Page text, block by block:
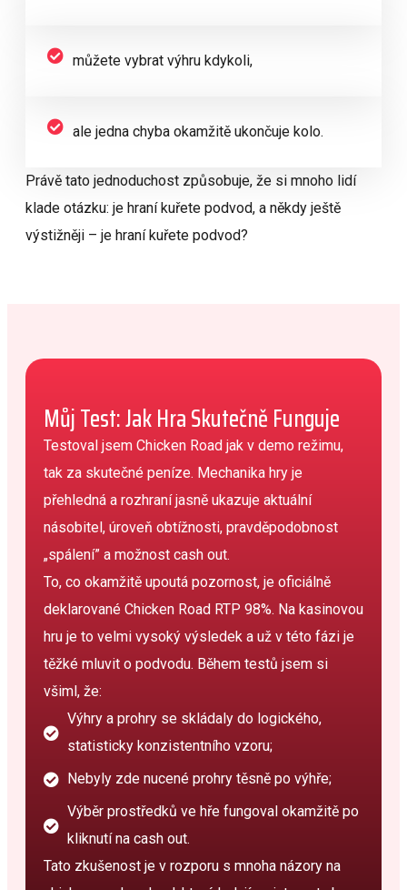
můžete vybrat výhru kdykoli,
ale jedna chyba okamžitě ukončuje kolo.
Právě tato jednoduchost způsobuje, že si mnoho lidí
klade otázku: je hraní kuřete podvod, a někdy ještě
výstižněji – je hraní kuřete podvod?
Můj Test: Jak Hra Skutečně Funguje
Testoval jsem Chicken Road jak v demo režimu,
tak za skutečné peníze. Mechanika hry je
přehledná a rozhraní jasně ukazuje aktuální
násobitel, úroveň obtížnosti, pravděpodobnost
„spálení” a možnost cash out.
To, co okamžitě upoutá pozornost, je oficiálně
deklarované Chicken Road RTP 98%. Na kasinovou
hru je to velmi vysoký výsledek a už v této fázi je
těžké mluvit o podvodu. Během testů jsem si
všiml, že:
Výhry a prohry se skládaly do logického,
statisticky konzistentního vzoru;
Nebyly zde nucené prohry těsně po výhře;
Výběr prostředků ve hře fungoval okamžitě po
kliknutí na cash out.
Tato zkušenost je v rozporu s mnoha názory na